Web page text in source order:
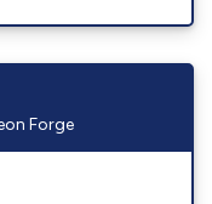
Forge